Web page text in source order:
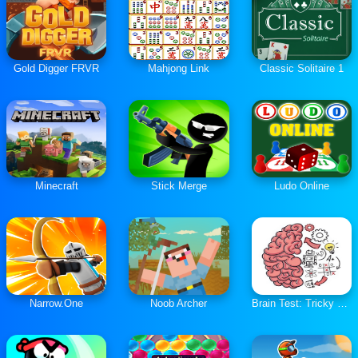
Gold Digger FRVR Mahjong Link Classic Solitaire 1
Minecraft Stick Merge Ludo Online
Narrow.One Noob Archer Brain Test: Tricky Puzzles